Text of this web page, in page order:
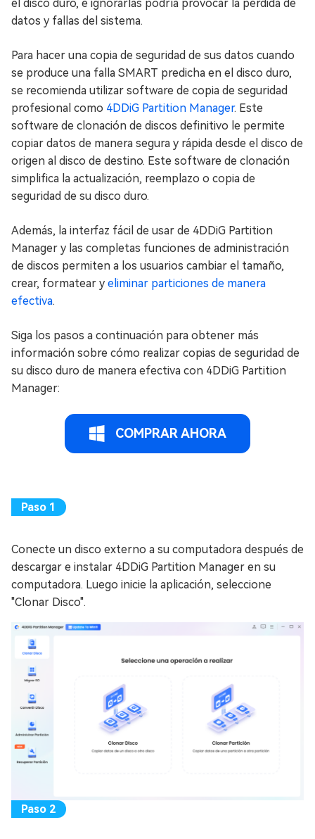
el disco duro, e ignorarlas podría provocar la pérdida de
datos y fallas del sistema.
Para hacer una copia de seguridad de sus datos cuando
se produce una falla SMART predicha en el disco duro,
se recomienda utilizar software de copia de seguridad
profesional como 4DDiG Partition Manager. Este
software de clonación de discos definitivo le permite
copiar datos de manera segura y rápida desde el disco de
origen al disco de destino. Este software de clonación
simplifica la actualización, reemplazo o copia de
seguridad de su disco duro.
Además, la interfaz fácil de usar de 4DDiG Partition
Manager y las completas funciones de administración
de discos permiten a los usuarios cambiar el tamaño,
crear, formatear y eliminar particiones de manera
efectiva.
Siga los pasos a continuación para obtener más
información sobre cómo realizar copias de seguridad de
su disco duro de manera efectiva con 4DDiG Partition
Manager:
COMPRAR AHORA
Conecte un disco externo a su computadora después de
descargar e instalar 4DDiG Partition Manager en su
computadora. Luego inicie la aplicación, seleccione
"Clonar Disco".